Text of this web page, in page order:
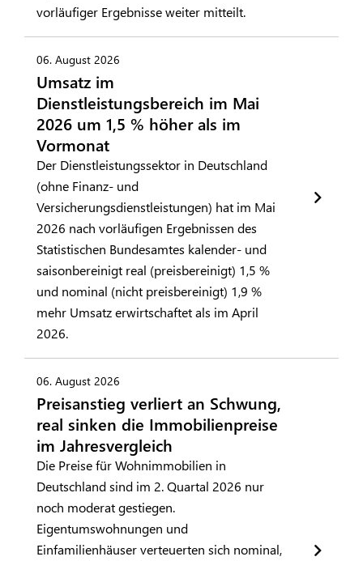
vorläufiger Ergebnisse weiter mitteilt.
06. August 2026
Umsatz im
Dienstleistungsbereich im Mai
2026 um 1,5 % höher als im
Vormonat
Der Dienstleistungssektor in Deutschland
(ohne Finanz- und
Versicherungsdienstleistungen) hat im Mai
2026 nach vorläufigen Ergebnissen des
Statistischen Bundesamtes kalender- und
saisonbereinigt real (preisbereinigt) 1,5 %
und nominal (nicht preisbereinigt) 1,9 %
mehr Umsatz erwirtschaftet als im April
2026.
06. August 2026
Preisanstieg verliert an Schwung,
real sinken die Immobilienpreise
im Jahresvergleich
Die Preise für Wohnimmobilien in
Deutschland sind im 2. Quartal 2026 nur
noch moderat gestiegen.
Eigentumswohnungen und
Einfamilienhäuser verteuerten sich nominal,